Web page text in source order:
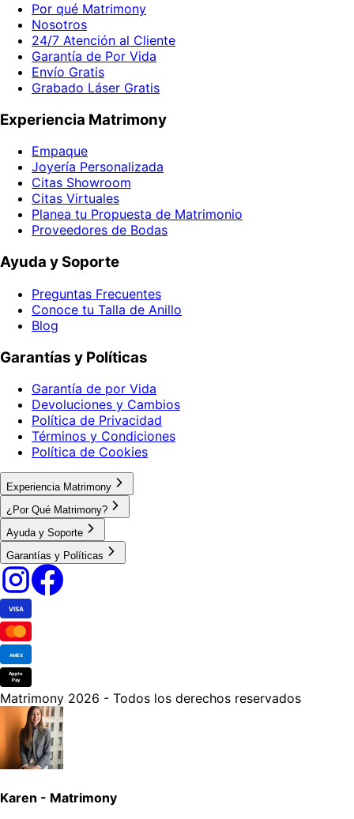
Por qué Matrimony
Nosotros
24/7 Atención al Cliente
Garantía de Por Vida
Envío Gratis
Grabado Láser Gratis
Experiencia Matrimony
Empaque
Joyería Personalizada
Citas Showroom
Citas Virtuales
Planea tu Propuesta de Matrimonio
Proveedores de Bodas
Ayuda y Soporte
Preguntas Frecuentes
Conoce tu Talla de Anillo
Blog
Garantías y Políticas
Garantía de por Vida
Devoluciones y Cambios
Política de Privacidad
Términos y Condiciones
Política de Cookies
Experiencia Matrimony
¿Por Qué Matrimony?
Ayuda y Soporte
Garantías y Políticas
VISA
AMEX
Apple
Pay
Matrimony 2026 - Todos los derechos reservados
Karen - Matrimony